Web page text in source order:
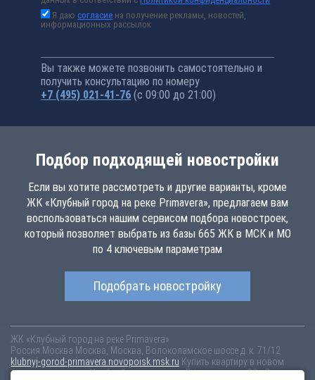
Я даюсогласие на получение рекламы, новостей,
информационных рассылок
Вы также можете позвонить самостоятельно и
получить консультацию по номеру
+7 (495) 021-41-76 (с 09:00 до 21:00)
Подбор подходящей новостройки
Если вы хотите рассмотреть и другие варианты, кроме
ЖК «Клубный город на реке Primavera», предлагаем вам
воспользоваться нашим сервисом подбора новостроек,
который позволяет выбрать из базы 665 ЖК в МСК и МО
по 4 ключевым параметрам
Подобрать новостройку
ЖК «Клубный город на реке Primavera»
Россия Москва Москва, Москва, Волоколамское шоссе д. к. 71/12
klubnyj-gorod-primavera.novopoisk.msk.ru Купить квартиру в новом
жилом комплексе «Клубный город на реке Primavera» от «СЗ «Стадион